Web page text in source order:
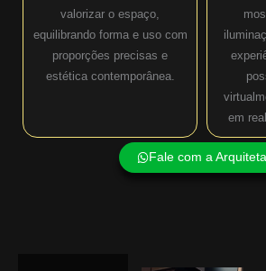
valorizar o espaço,
equilibrando forma e uso com
proporções precisas e
estética contemporânea.
em
Fale com a Arquiteta